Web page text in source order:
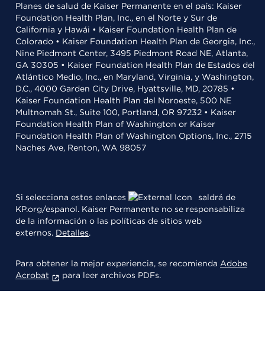
Planes de salud de Kaiser Permanente en el país: Kaiser
Foundation Health Plan, Inc., en el Norte y Sur de
California y Hawái • Kaiser Foundation Health Plan de
Colorado • Kaiser Foundation Health Plan de Georgia, Inc.,
Nine Piedmont Center, 3495 Piedmont Road NE, Atlanta,
GA 30305 • Kaiser Foundation Health Plan de Estados del
Atlántico Medio, Inc., en Maryland, Virginia, y Washington,
D.C., 4000 Garden City Drive, Hyattsville, MD, 20785 •
Kaiser Foundation Health Plan del Noroeste, 500 NE
Multnomah St., Suite 100, Portland, OR 97232 • Kaiser
Foundation Health Plan of Washington or Kaiser
Foundation Health Plan of Washington Options, Inc., 2715
Naches Ave, Renton, WA 98057
Si selecciona estos enlaces
saldrá de
KP.org/espanol. Kaiser Permanente no se responsabiliza
de la información o las políticas de sitios web
externos. Detalles.
Para obtener la mejor experiencia, se recomienda Adobe
Acrobat
para leer archivos PDFs.